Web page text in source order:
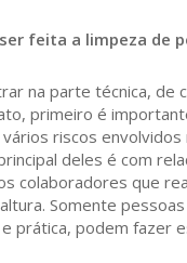
feita a limpeza de
na parte técnica, de
primeiro é
riscos envolvidos
deles é com
colaboradores que
Somente
prática, podem fazer